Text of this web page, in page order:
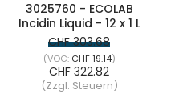
3025760 - ECOLAB
Incidin Liquid - 12 x 1 L
CHF 303.68
CHF 19.14
CHF 322.82
(Zzgl. Steuern)